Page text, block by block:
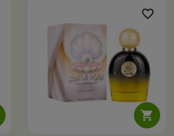

favorite_border